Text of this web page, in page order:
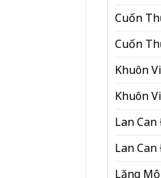
Cuốn
Cuốn
Khuôn
Khuôn
Lan Can
Lan Can
Lăng